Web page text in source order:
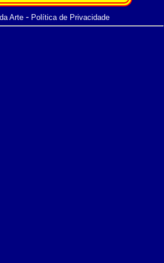
Arte- Política de Privacidade